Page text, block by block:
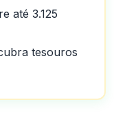
até 3.125
tesouros